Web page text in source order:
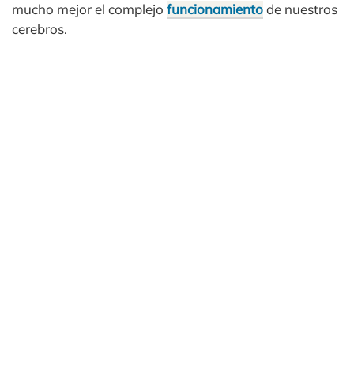
mucho mejor el complejo funcionamientode nuestros
cerebros.